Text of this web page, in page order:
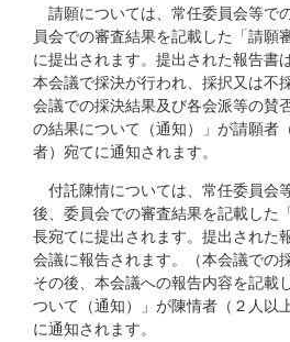
請願については、常任委員会等で
員会での審査結果を記載した「請願
に提出されます。提出された報告書
本会議で採決が行われ、採択又は不
会議での採決結果及び各会派等の賛
の結果について（通知）」が請願者
者）宛てに通知されます。
付託陳情については、常任委員会
後、委員会での審査結果を記載した
長宛てに提出されます。提出された
会議に報告されます。（本会議での
その後、本会議への報告内容を記載
ついて（通知）」が陳情者（２人以
に通知されます。